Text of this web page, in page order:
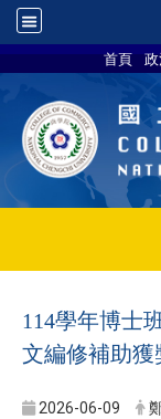
首頁
114學年博士
文編修補助獲
2026-06-09